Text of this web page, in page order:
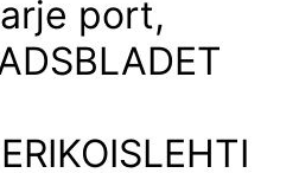
port,